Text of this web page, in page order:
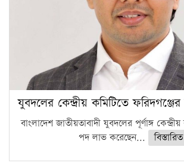
যুবদলের কেন্দ্রীয় কমিটিতে
বাংলাদেশ জাতীয়তাবাদী যুবদলের পূর্ণাঙ্গ
পদ লাভ করেছেন...
বিস্তারিত